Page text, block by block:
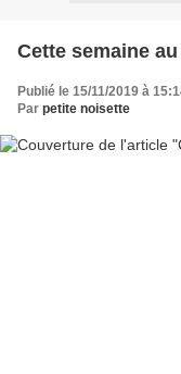
Cette semaine
Publié le 15/11/2019 à
Par petite noisette